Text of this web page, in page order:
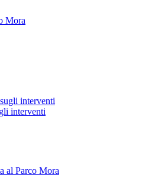
Mora
interventi